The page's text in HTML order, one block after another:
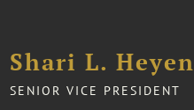
Shari L. Heyen
SENIOR VICE PRESIDENT